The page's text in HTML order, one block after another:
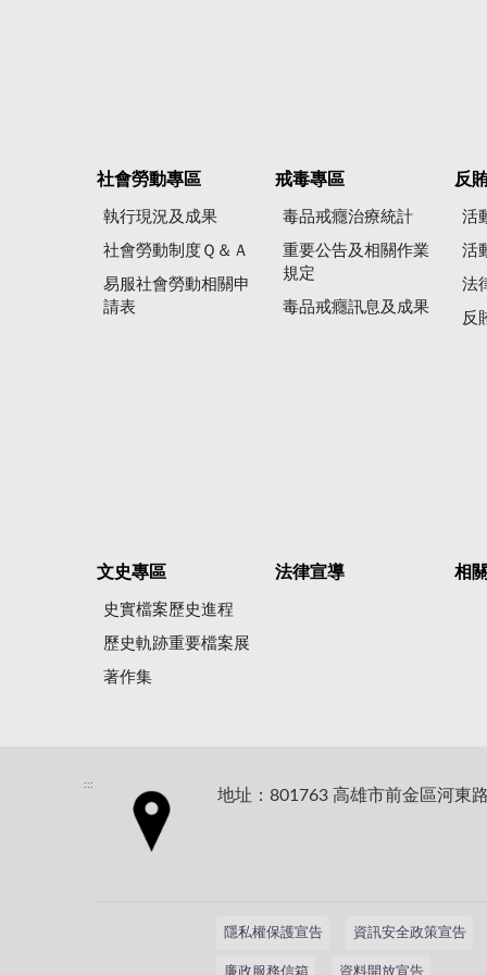
社會勞動專區
執行現況及成果
社會勞動制度Ｑ＆Ａ
易服社會勞動相關申
請表
戒毒專區
毒品戒癮治療統計
重要公告及相關作業
規定
毒品戒癮訊息及成果
反
活
活
法
反
文史專區
史實檔案歷史進程
歷史軌跡重要檔案展
著作集
法律宣導 相
:::
地址：801763 高雄市前金區河東
隱私權保護宣告 資訊安全政策宣告